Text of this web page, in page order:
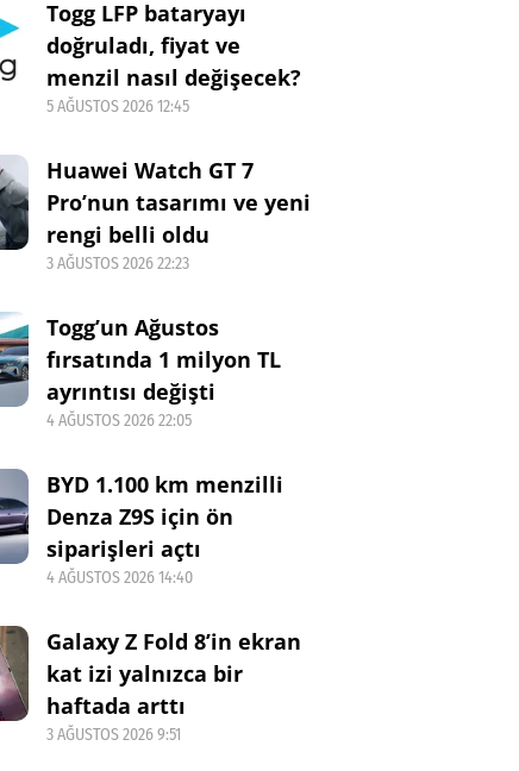
Togg LFP bataryayı
doğruladı, fiyat ve
menzil nasıl değişecek?
5 AĞUSTOS 2026 12:45
Huawei Watch GT 7
Pro’nun tasarımı ve yeni
rengi belli oldu
3 AĞUSTOS 2026 22:23
Togg’un Ağustos
fırsatında 1 milyon TL
ayrıntısı değişti
4 AĞUSTOS 2026 22:05
BYD 1.100 km menzilli
Denza Z9S için ön
siparişleri açtı
4 AĞUSTOS 2026 14:40
Galaxy Z Fold 8’in ekran
kat izi yalnızca bir
haftada arttı
3 AĞUSTOS 2026 9:51